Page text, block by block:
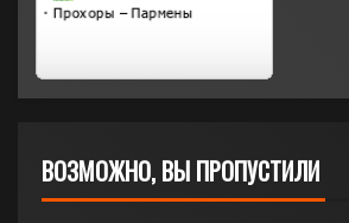
ВОЗМОЖНО, ВЫ ПРОПУСТИЛИ